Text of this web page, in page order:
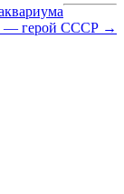
— герой СССР →